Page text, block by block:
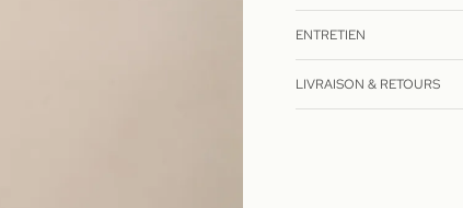
ENTRETIEN
LIVRAISON & RETOURS